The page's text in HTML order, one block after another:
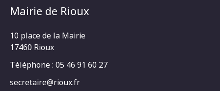
Mairie de Rioux
10 place de la Mairie
17460 Rioux
Téléphone : 05 46 91 60 27
secretaire@rioux.fr